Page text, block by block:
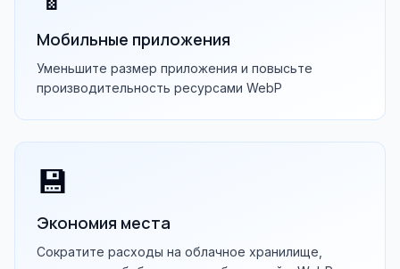
Мобильные приложения
Уменьшите размер приложения и повысьте
производительность ресурсами WebP
💾
Экономия места
Сократите расходы на облачное хранилище,